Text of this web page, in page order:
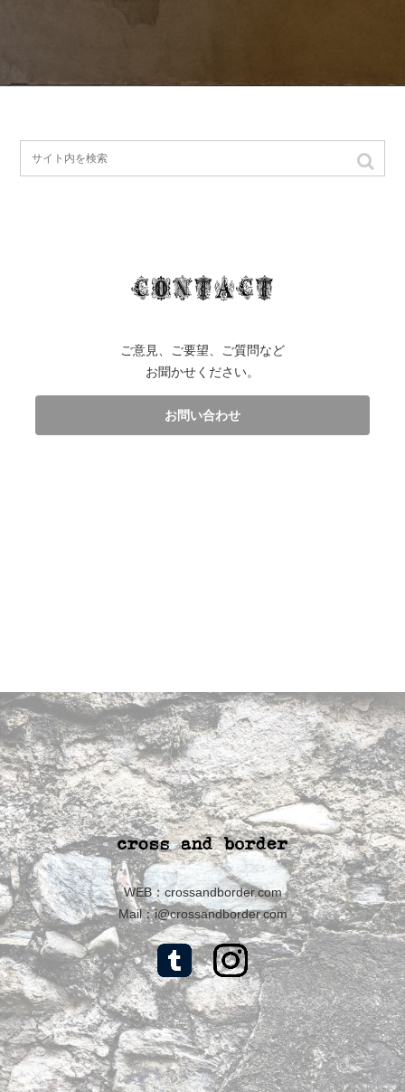
ご意見、ご要望、ご質問など
お聞かせください。
お問い合わせ
WEB：crossandborder.com
Mail：i@crossandborder.com